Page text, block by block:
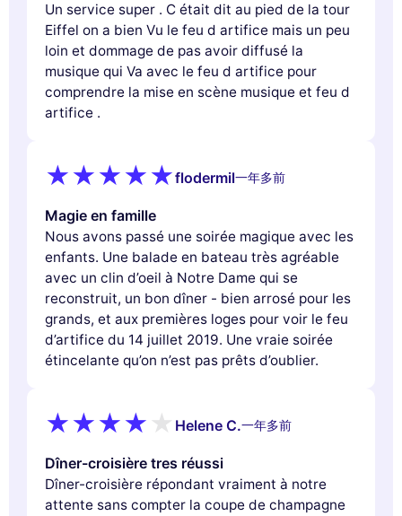
Un service super . C était dit au pied de la tour
Eiffel on a bien Vu le feu d artifice mais un peu
loin et dommage de pas avoir diffusé la
musique qui Va avec le feu d artifice pour
comprendre la mise en scène musique et feu d
artifice .
flodermil一年多前
Magie en famille
Nous avons passé une soirée magique avec les
enfants. Une balade en bateau très agréable
avec un clin d’oeil à Notre Dame qui se
reconstruit, un bon dîner - bien arrosé pour les
grands, et aux premières loges pour voir le feu
d’artifice du 14 juillet 2019. Une vraie soirée
étincelante qu’on n’est pas prêts d’oublier.
Helene C.一年多前
Dîner-croisière tres réussi
Dîner-croisière répondant vraiment à notre
attente sans compter la coupe de champagne